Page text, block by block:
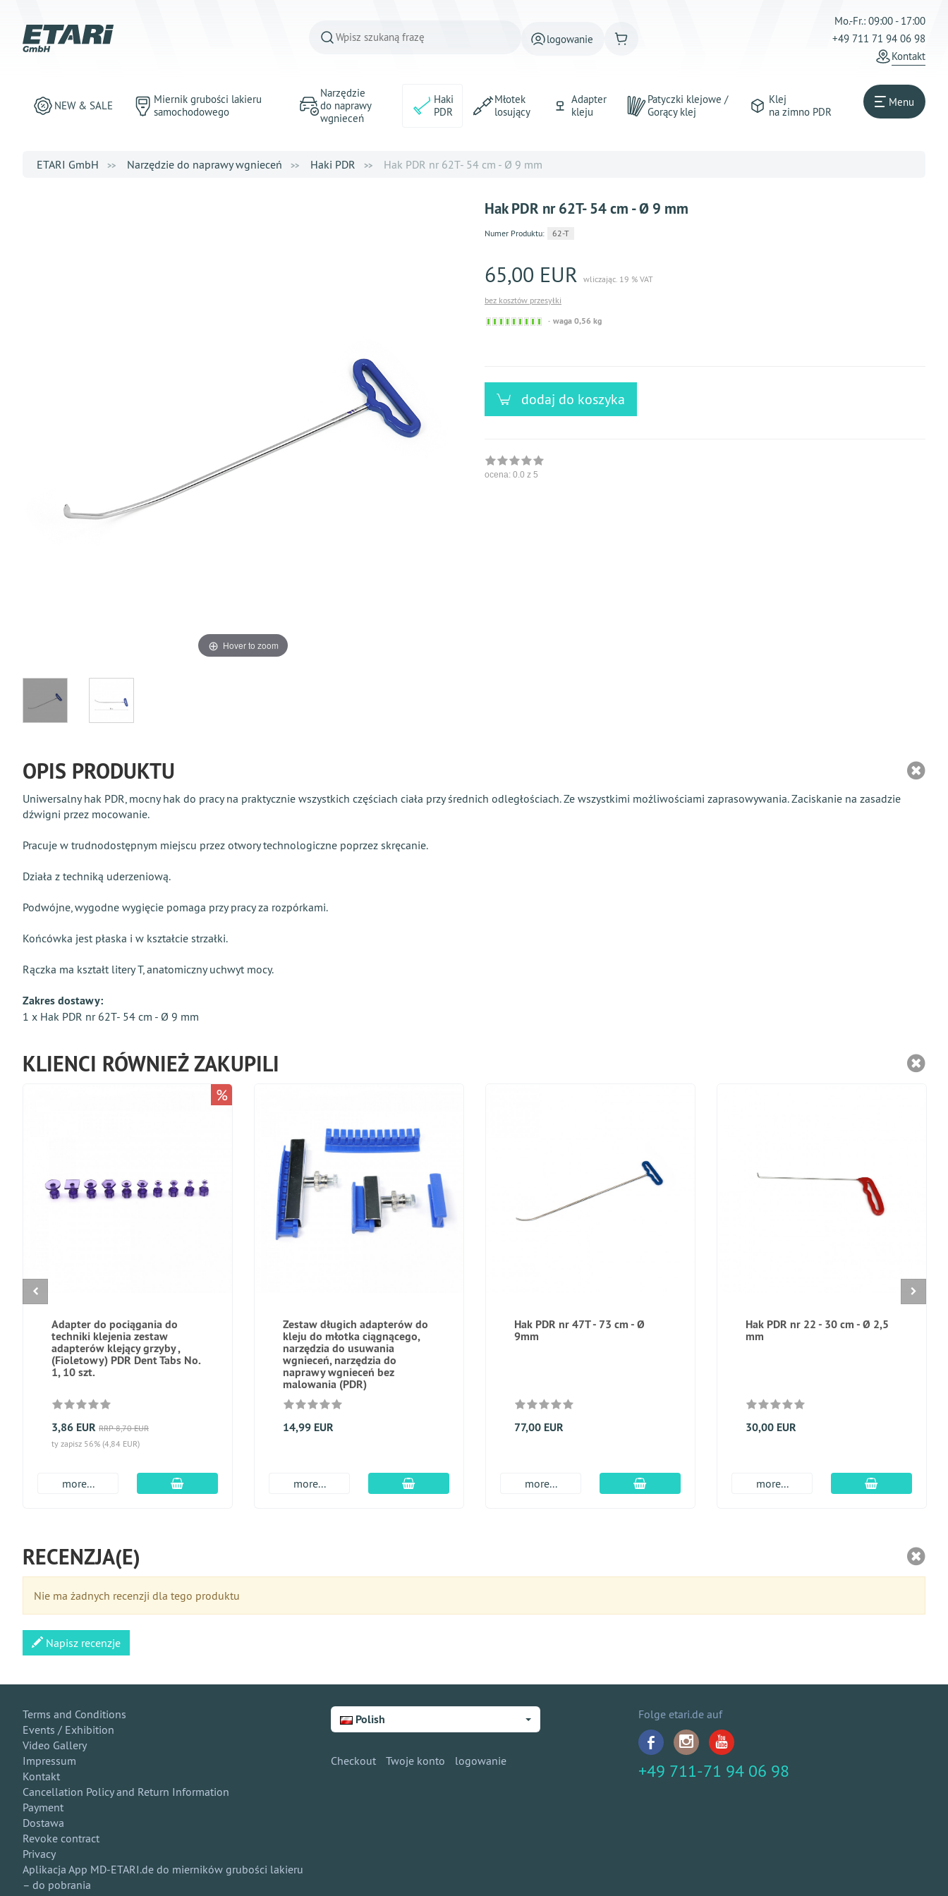
logowanie
Mo.-Fr.: 09:00 - 17:00
+49 711 71 94 06 98
Kontakt
NEW & SALE
Miernik grubości lakieru
samochodowego
Narzędzie
do naprawy
wgnieceń
Haki
PDR
Młotek
losujący
Adapter
kleju
Patyczki klejowe /
Gorący klej
Klej
na zimno PDR
Menu
ETARI GmbH Narzędzie do naprawy wgnieceń Haki PDR Hak PDR nr 62T- 54 cm - Ø 9 mm
Hover to zoom
Hak PDR nr 62T- 54 cm - Ø 9 mm
Numer Produktu: 62-T
65,00 EUR wliczając. 19 % VAT
bez kosztów przesyłki
Sofort
waga 0,56 kg
dodaj do koszyka
ocena: 0.0 z 5
OPIS PRODUKTU
Uniwersalny hak PDR, mocny hak do pracy na praktycznie wszystkich częściach ciała przy średnich odległościach. Ze wszystkimi możliwościami zaprasowywania. Zaciskanie na zasadzie
dźwigni przez mocowanie.
Pracuje w trudnodostępnym miejscu przez otwory technologiczne poprzez skręcanie.
Działa z techniką uderzeniową.
Podwójne, wygodne wygięcie pomaga przy pracy za rozpórkami.
Końcówka jest płaska i w kształcie strzałki.
Rączka ma kształt litery T, anatomiczny uchwyt mocy.
Zakres dostawy:
1 x Hak PDR nr 62T- 54 cm - Ø 9 mm
KLIENCI RÓWNIEŻ ZAKUPILI
Adapter do pociągania do
techniki klejenia zestaw
adapterów klejący grzyby ,
(Fioletowy) PDR Dent Tabs No.
1, 10 szt.
3,86 EUR RRP 8,70 EUR
ty zapisz 56% (4,84 EUR)
more... dodaj do koszyka
%
Zestaw długich adapterów do
kleju do młotka ciągnącego,
narzędzia do usuwania
wgnieceń, narzędzia do
naprawy wgnieceń bez
malowania (PDR)
14,99 EUR
more... dodaj do koszyka
Hak PDR nr 47Т - 73 cm - Ø
9mm
77,00 EUR
more... dodaj do koszyka
Hak PDR nr 22 - 30 cm - Ø 2,5
mm
30,00 EUR
more... dodaj do
RECENZJA(E)
Nie ma żadnych recenzji dla tego produktu
Napisz recenzje
Terms and Conditions
Events / Exhibition
Video Gallery
Impressum
Kontakt
Cancellation Policy and Return Information
Payment
Dostawa
Revoke contract
Privacy
Aplikacja App MD-ETARI.de do mierników grubości lakieru
– do pobrania
Polish
Checkout Twoje konto logowanie
Folge etari.de auf
+49 711-71 94 06 98